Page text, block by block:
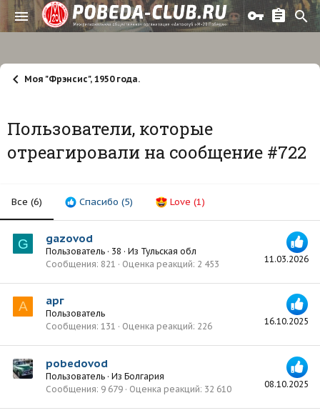
Моя "Фрэнсис", 1950 года.
Пользователи, которые
отреагировали на сообщение #722
Все (6) Спасибо (5) Love (1)
G
11.03.2026
gazovod
Пользователь · 38 · Из Тульская обл
Сообщения 821 Оценка реакций 2 453
А
16.10.2025
арг
Пользователь
Сообщения 131 Оценка реакций 226
08.10.2025
pobedovod
Пользователь · Из Болгария
Сообщения 9 679 Оценка реакций 32 610